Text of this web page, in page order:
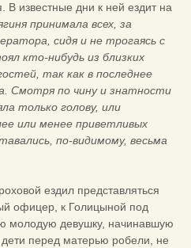
В известные дни к ней ездит на
принимала всех, за
сидя и не трогаясь с
кто-нибудь из близких
так как в последнее
Смотря по чину и знатности
только голову, или
или менее приветливых
по-видимому, весьма
ездил представляться
офицер, к Голицыной под
молодую девушку, начинавшую
перед матерью робели, не